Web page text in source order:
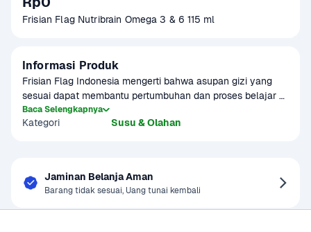
Frisian Flag Nutribrain Omega 3 & 6 115 ml
Informasi Produk
Frisian Flag Indonesia mengerti bahwa asupan gizi yang
sesuai dapat membantu pertumbuhan dan proses belajar si
Kecil. Minum susu yang bergizi, aman dan menyenangkan
pastinya akan mendukung pertumbuhan si Kecil selain
Baca Selengkapnya
Kategori Susu & Olahan
Jaminan Belanja Aman
Barang tidak sesuai, Uang tunai kembali